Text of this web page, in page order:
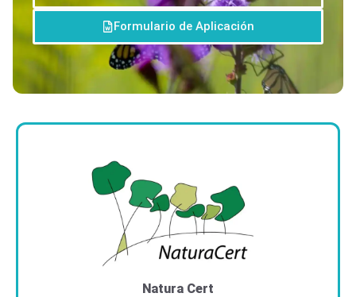
Formulario de Aplicación
Natura Cert